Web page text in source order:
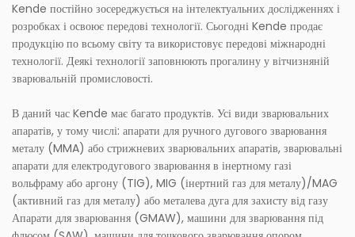
Kende постійно зосереджується на інтелектуальних дослідженнях і
розробках і освоює передові технології. Сьогодні Kende продає
продукцію по всьому світу та використовує передові міжнародні
технології. Деякі технології заповнюють прогалину у вітчизняній
зварювальній промисловості.
В даний час Kende має багато продуктів. Усі види зварювальних
апаратів, у тому числі: апарати для ручного дугового зварювання
металу (MMA) або стрижневих зварювальних апаратів, зварювальні
апарати для електродугового зварювання в інертному газі
вольфраму або аргону (TIG), MIG (інертний газ для металу)/MAG
(активний газ для металу) або металева дуга для захисту від газу
Апарати для зварювання (GMAW), машини для зварювання під